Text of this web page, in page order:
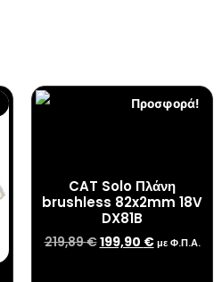
Προσφορά!
CAT Solo Πλάνη
brushless 82x2mm 18V
DX81B
219,89€199,90 € με Φ.Π.Α.